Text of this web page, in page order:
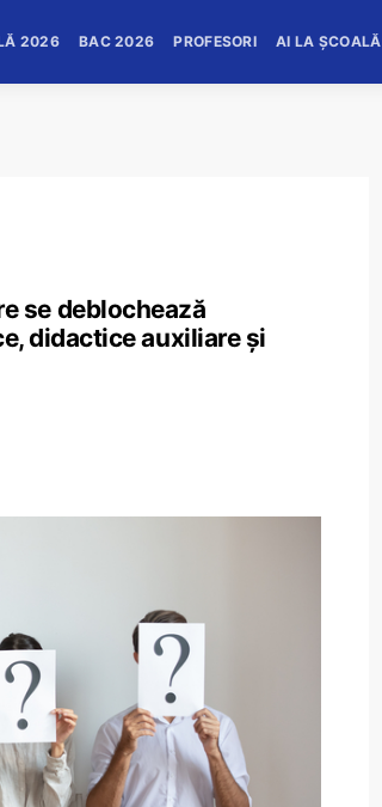
2026 BAC 2026 PROFESORI AI LA ȘCOALĂ
se deblochează
didactice auxiliare și